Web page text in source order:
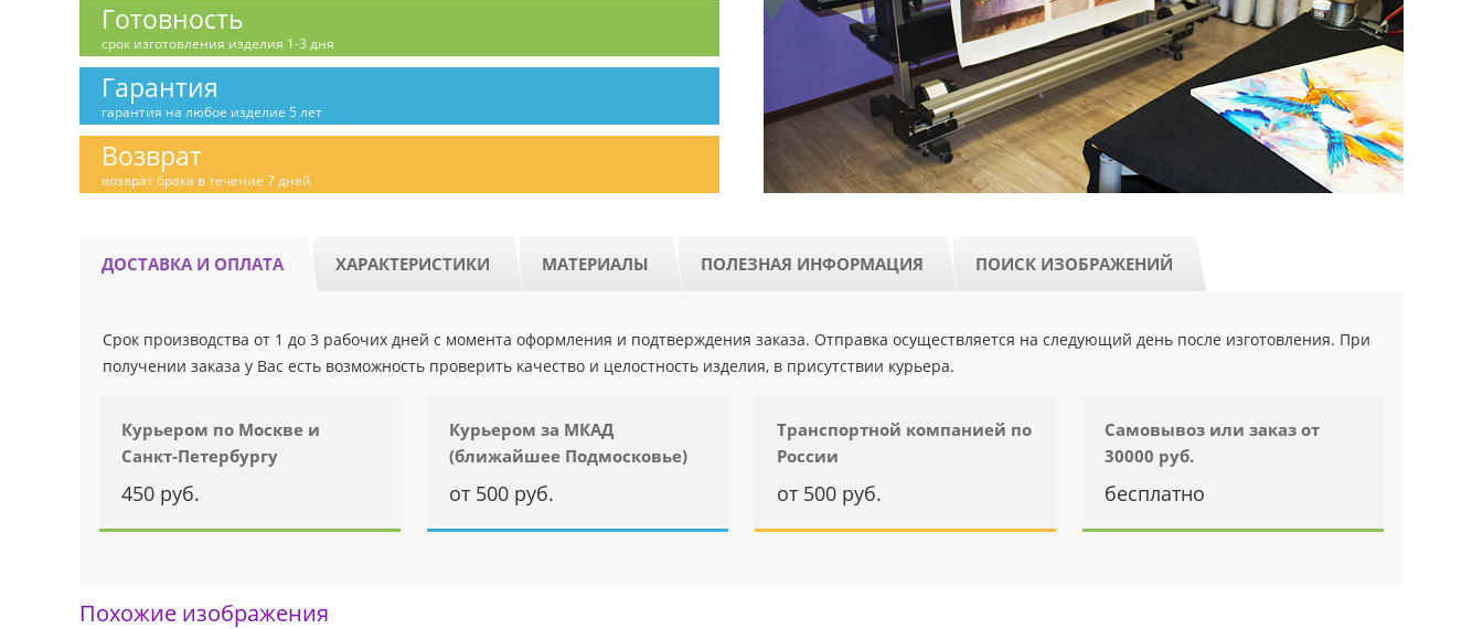
Готовность
срок изготовления изделия 1-3 дня
Гарантия
гарантия на любое изделие 5 лет
Возврат
возврат брака в течение 7 дней
ДОСТАВКА И ОПЛАТА ХАРАКТЕРИСТИКИ МАТЕРИАЛЫ ПОЛЕЗНАЯ ИНФОРМАЦИЯ ПОИСК ИЗОБРАЖЕНИЙ
Срок производства от 1 до 3 рабочих дней с момента оформления и подтверждения заказа. Отправка осуществляется на следующий день после изготовления. При
получении заказа у Вас есть возможность проверить качество и целостность изделия, в присутствии курьера.
Курьером по Москве и
Санкт-Петербургу
450 руб.
Курьером за МКАД
(ближайшее Подмосковье)
от 500 руб.
Транспортной компанией по
России
от 500 руб.
Самовывоз или заказ от
30000 руб.
бесплатно
Похожие изображения